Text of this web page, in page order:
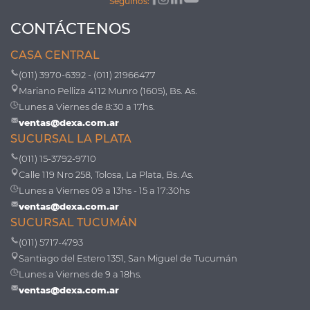
CONTÁCTENOS
CASA CENTRAL
(011) 3970-6392 - (011) 21966477
Mariano Pelliza 4112 Munro (1605), Bs. As.
Lunes a Viernes de 8:30 a 17hs.
ventas@dexa.com.ar
SUCURSAL LA PLATA
(011) 15-3792-9710
Calle 119 Nro 258, Tolosa, La Plata, Bs. As.
Lunes a Viernes 09 a 13hs - 15 a 17:30hs
ventas@dexa.com.ar
SUCURSAL TUCUMÁN
(011) 5717-4793
Santiago del Estero 1351, San Miguel de Tucumán
Lunes a Viernes de 9 a 18hs.
ventas@dexa.com.ar